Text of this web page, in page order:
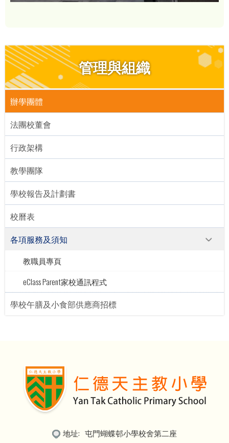
管理與組織
辦學團體
法團校董會
行政架構
教學團隊
學校報告及計劃書
校曆表
各項服務及須知
教職員專頁
eClass Parent家校通訊程式
學校午膳及小食部供應商招標
地址: 屯門蝴蝶邨小學校舍第二座